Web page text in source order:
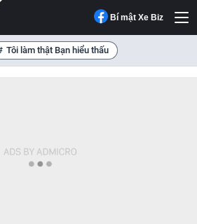
Bí mật Xe Biz
Tôi làm thật Bạn hiểu thấu